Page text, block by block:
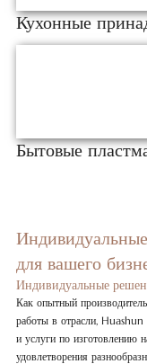
Кухонные
Бытовые
для вашего
Индивидуальные
Как опытный
работы в отрасли, Huashun
и услуги по изготовлению
удовлетворения